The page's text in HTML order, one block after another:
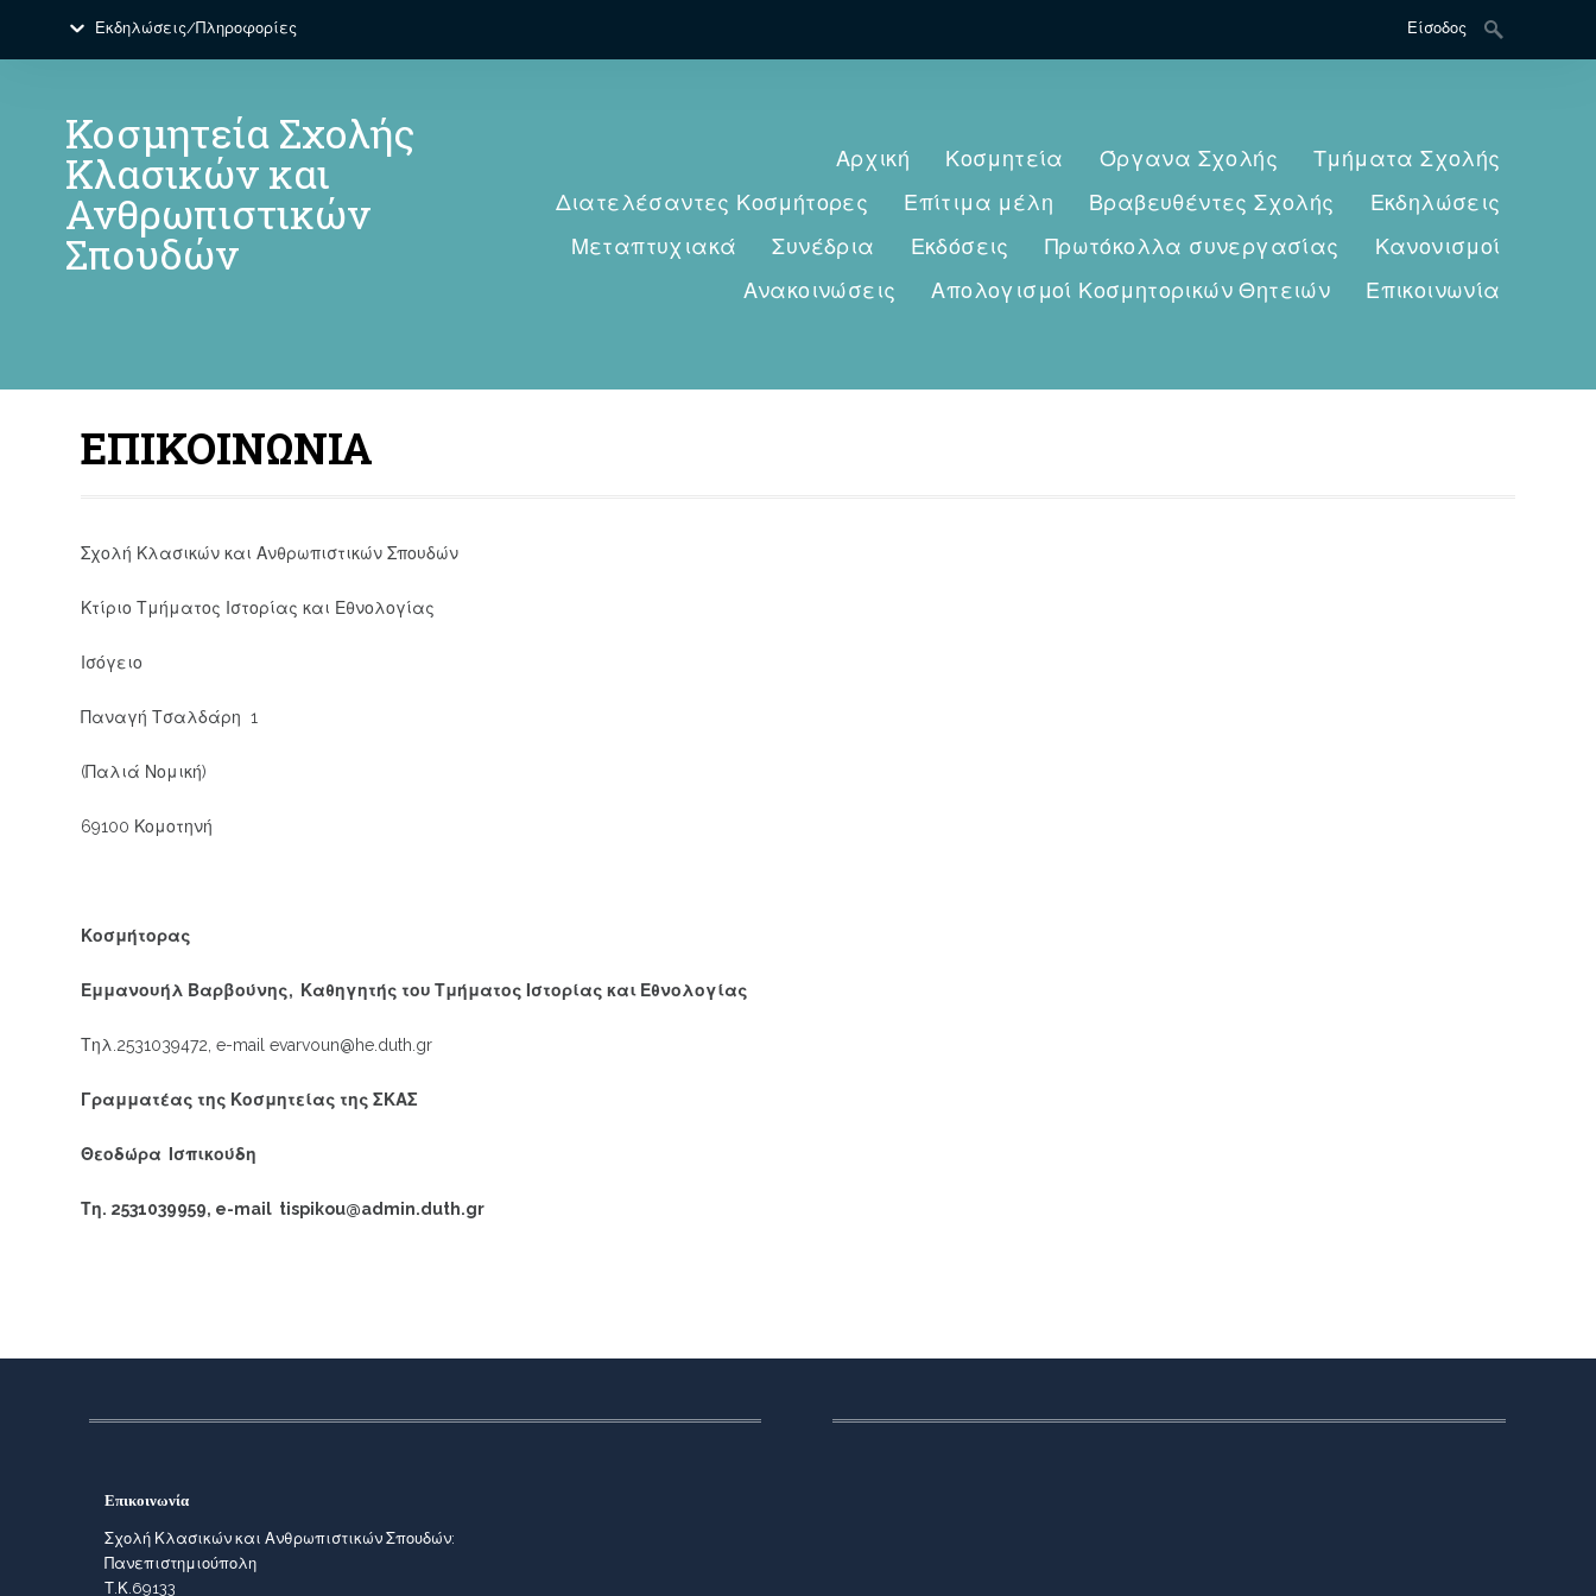
Εκδηλώσεις/Πληροφορίες Είσοδος
Search
for:
Κοσμητεία Σχολής
Κλασικών και
Ανθρωπιστικών
Σπουδών
Αρχική Κοσμητεία Όργανα Σχολής
Τμήματα Σχολής
Διατελέσαντες Κοσμήτορες
Επίτιμα μέλη Βραβευθέντες Σχολής
Εκδηλώσεις
Μεταπτυχιακά
Συνέδρια Εκδόσεις Πρωτόκολλα συνεργασίας
Κανονισμοί
Ανακοινώσεις
Απολογισμοί Κοσμητορικών Θητειών Επικοινωνία
ΕΠΙΚΟΙΝΩΝΙΑ
Σχολή Κλασικών και Ανθρωπιστικών Σπουδών
Κτίριο Τμήματος Ιστορίας και Εθνολογίας
Ισόγειο
Παναγή Τσαλδάρη 1
(Παλιά Νομική)
69100 Κομοτηνή
Κοσμήτορας
Εμμανουήλ Βαρβούνης, Καθηγητής του Τμήματος Ιστορίας και Εθνολογίας
Τηλ.2531039472, e-mail evarvoun@he.duth.gr
Γραμματέας της Κοσμητείας της ΣΚΑΣ
Θεοδώρα Ισπικούδη
Τη. 2531039959, e-mail tispikou@admin.duth.gr
Επικοινωνία
Σχολή Κλασικών και Ανθρωπιστικών Σπουδών:
Πανεπιστημιούπολη
Τ.Κ.69133